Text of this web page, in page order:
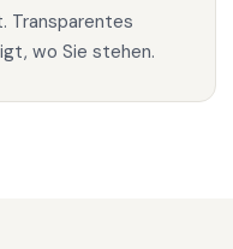
Transparentes
wo Sie stehen.